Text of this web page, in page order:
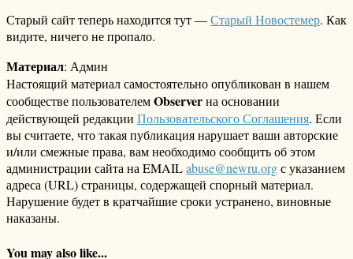
Старый сайт теперь находится тут —Старый Новостемер. Как
видите, ничего не пропало.
Материал: Админ
Настоящий материал самостоятельно опубликован в нашем
сообществе пользователемObserverна основании
действующей редакции Пользовательского Соглашения. Если
вы считаете, что такая публикация нарушает ваши авторские
и/или смежные права, вам необходимо сообщить об этом
администрации сайта на EMAILabuse@newru.orgс указанием
адреса (URL) страницы, содержащей спорный материал.
Нарушение будет в кратчайшие сроки устранено, виновные
наказаны.
You may also like...